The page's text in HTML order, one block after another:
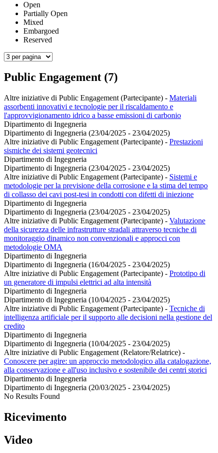
Open
Partially Open
Mixed
Embargoed
Reserved
Public Engagement (7)
Altre iniziative di Public Engagement (Partecipante) - Materiali
assorbenti innovativi e tecnologie per il riscaldamento e
l'approvvigionamento idrico a basse emissioni di carbonio
Dipartimento di Ingegneria
Dipartimento di Ingegneria (23/04/2025 - 23/04/2025)
Altre iniziative di Public Engagement (Partecipante) - Prestazioni
sismiche dei sistemi geotecnici
Dipartimento di Ingegneria
Dipartimento di Ingegneria (23/04/2025 - 23/04/2025)
Altre iniziative di Public Engagement (Partecipante) - Sistemi e
metodologie per la previsione della corrosione e la stima del tempo
di collasso dei cavi post-tesi in condotti con difetti di iniezione
Dipartimento di Ingegneria
Dipartimento di Ingegneria (23/04/2025 - 23/04/2025)
Altre iniziative di Public Engagement (Partecipante) - Valutazione
della sicurezza delle infrastrutture stradali attraverso tecniche di
monitoraggio dinamico non convenzionali e approcci con
metodologie OMA
Dipartimento di Ingegneria
Dipartimento di Ingegneria (16/04/2025 - 23/04/2025)
Altre iniziative di Public Engagement (Partecipante) - Prototipo di
un generatore di impulsi elettrici ad alta intensità
Dipartimento di Ingegneria
Dipartimento di Ingegneria (10/04/2025 - 23/04/2025)
Altre iniziative di Public Engagement (Partecipante) - Tecniche di
intelligenza artificiale per il supporto alle decisioni nella gestione del
credito
Dipartimento di Ingegneria
Dipartimento di Ingegneria (10/04/2025 - 23/04/2025)
Altre iniziative di Public Engagement (Relatore/Relatrice) -
Conoscere per agire: un approccio metodologico alla catalogazione,
alla conservazione e all'uso inclusivo e sostenibile dei centri storici
Dipartimento di Ingegneria
Dipartimento di Ingegneria (20/03/2025 - 23/04/2025)
No Results Found
Ricevimento
Video